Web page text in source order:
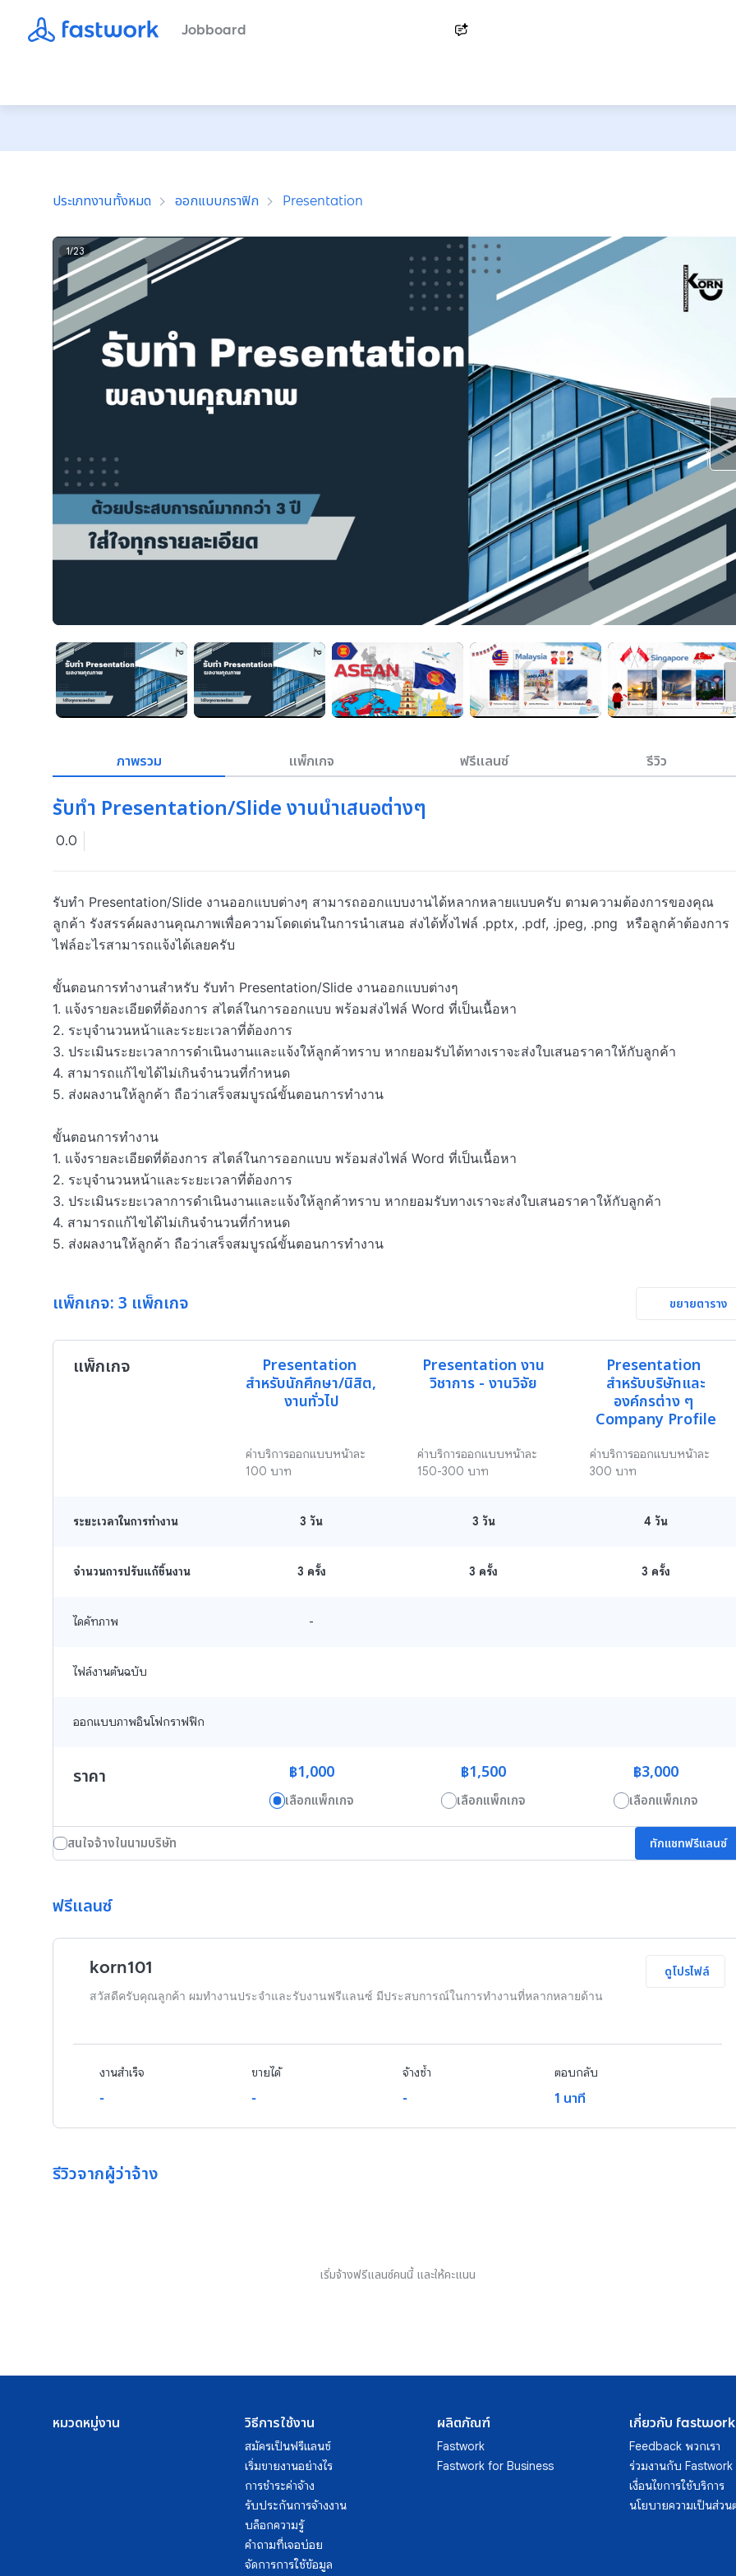
Jobboard
ประเภทงานทั้งหมด ออกแบบกราฟิก Presentation
1/23
ภาพรวม แพ็กเกจ ฟรีแลนซ์ รีวิว
รับทำ Presentation/Slide งานนำเสนอต่างๆ
0.0
รับทำ Presentation/Slide งานออกแบบต่างๆ สามารถออกแบบงานได้หลากหลายแบบครับ ตามความต้องการของคุณ
ลูกค้า รังสรรค์ผลงานคุณภาพเพื่อความโดดเด่นในการนำเสนอ ส่งได้ทั้งไฟล์ .pptx, .pdf, .jpeg, .png  หรือลูกค้าต้องการ
ไฟล์อะไรสามารถแจ้งได้เลยครับ
ขั้นตอนการทำงานสำหรับ รับทำ Presentation/Slide งานออกแบบต่างๆ
1. แจ้งรายละเอียดที่ต้องการ สไตล์ในการออกแบบ พร้อมส่งไฟล์ Word ที่เป็นเนื้อหา
2. ระบุจำนวนหน้าและระยะเวลาที่ต้องการ
3. ประเมินระยะเวลาการดำเนินงานและแจ้งให้ลูกค้าทราบ หากยอมรับได้ทางเราจะส่งใบเสนอราคาให้กับลูกค้า
4. สามารถแก้ไขได้ไม่เกินจำนวนที่กำหนด
5. ส่งผลงานให้ลูกค้า ถือว่าเสร็จสมบูรณ์ขั้นตอนการทำงาน
ขั้นตอนการทำงาน
1. แจ้งรายละเอียดที่ต้องการ สไตล์ในการออกแบบ พร้อมส่งไฟล์ Word ที่เป็นเนื้อหา
2. ระบุจำนวนหน้าและระยะเวลาที่ต้องการ
3. ประเมินระยะเวลาการดำเนินงานและแจ้งให้ลูกค้าทราบ หากยอมรับทางเราจะส่งใบเสนอราคาให้กับลูกค้า
4. สามารถแก้ไขได้ไม่เกินจำนวนที่กำหนด
5. ส่งผลงานให้ลูกค้า ถือว่าเสร็จสมบูรณ์ขั้นตอนการทำงาน
แพ็กเกจ: 3 แพ็กเกจ ขยายตาราง
แพ็กเกจ
Presentation
สำหรับนักศึกษา/นิสิต,
งานทั่วไป
Presentation งาน
วิชาการ - งานวิจัย
Presentation
สำหรับบริษัทและ
องค์กรต่าง ๆ
Company Profile
ค่าบริการออกแบบหน้าละ
100 บาท
ค่าบริการออกแบบหน้าละ
150-300 บาท
ค่าบริการออกแบบหน้าละ
300 บาท
ระยะเวลาในการทำงาน 3 วัน 3 วัน 4 วัน
จำนวนการปรับแก้ชิ้นงาน 3 ครั้ง 3 ครั้ง 3 ครั้ง
ไดคัทภาพ -
ไฟล์งานต้นฉบับ
ออกแบบภาพอินโฟกราฟฟิก
ราคา ฿1,000
เลือกแพ็กเกจ
฿1,500
เลือกแพ็กเกจ
฿3,000
เลือกแพ็กเกจ
สนใจจ้างในนามบริษัท ทักแชทฟรีแลนซ์
ฟรีแลนซ์
korn101
สวัสดีครับคุณลูกค้า ผมทำงานประจำและรับงานฟรีแลนซ์ มีประสบการณ์ในการทำงานที่หลากหลายด้าน
ดูโปรไฟล์
งานสำเร็จ
-
ขายได้
-
จ้างซ้ำ
-
ตอบกลับ
1 นาที
รีวิวจากผู้ว่าจ้าง
เริ่มจ้างฟรีแลนซ์คนนี้ และให้คะแนน
หมวดหมู่งาน วิธีการใช้งาน
สมัครเป็นฟรีแลนซ์
เริ่มขายงานอย่างไร
การชำระค่าจ้าง
รับประกันการจ้างงาน
บล็อกความรู้
คำถามที่เจอบ่อย
จัดการการใช้ข้อมูล
ผลิตภัณฑ์
Fastwork
Fastwork for Business
เกี่ยวกับ fastwork
Feedback พวกเรา
ร่วมงานกับ Fastwork
เงื่อนไขการใช้บริการ
นโยบายความเป็นส่วน